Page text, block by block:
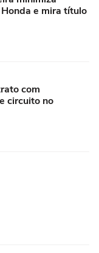
e mira título
com
circuito no